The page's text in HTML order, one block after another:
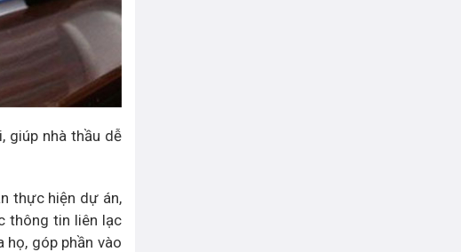
giúp nhà thầu dễ
thực hiện dự án,
thông tin liên lạc
góp phần vào